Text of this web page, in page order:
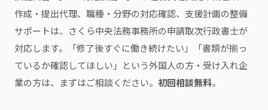
作成・提出代理、職種・分野の対応確認、支援計画の整備
サポートは、さくら中央法務事務所の申請取次行政書士が
対応します。「修了後すぐに働き続けたい」「書類が揃っ
ているか確認してほしい」という外国人の方・受け入れ企
業の方は、まずはご相談ください。 初回相談無料。